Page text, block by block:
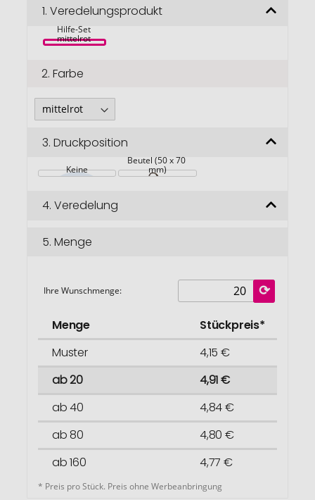
Bildgalerie
1. Veredelungsprodukt
Healer 16-
Hilfe-Set
mittelrot
2. Farbe
3. Druckposition
Keine
Beutel (50 x 70
mm)
4. Veredelung
5. Menge
Ihre Wunschmenge:
Menge
Stückpreis*
Muster
4,15 €
ab 20
4,91 €
ab 40
4,84 €
ab 80
4,80 €
ab 160
4,77 €
* Preis pro Stück. Preis ohne Werbeanbringung